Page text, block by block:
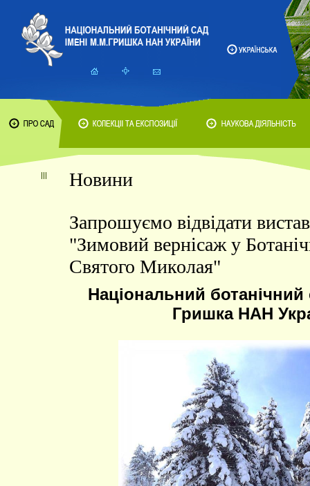
Новини
Запрошуємо відвідати
"Зимовий вернісаж у
Святого Миколая"
Національний
Гришка НАН